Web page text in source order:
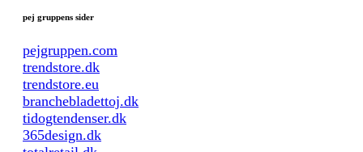
pej gruppens sider
pejgruppen.com
trendstore.dk
trendstore.eu
branchebladettoj.dk
tidogtendenser.dk
365design.dk